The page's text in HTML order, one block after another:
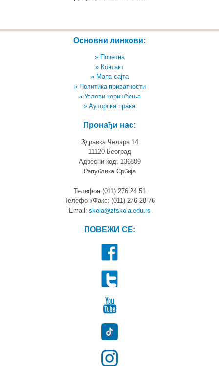
Основни линкови:
» Почетна
» Контакт
» Мапа сајта
» Политика приватности
» Услови коришћења
» Ауторска права
Пронађи нас:
Здравка Челара 14
11120 Београд
Адресни код: 136809
Република Србија
Телефон:(011) 276 24 51
Телефон/Факс: (011) 276 28 76
Email: skola@ztskola.edu.rs
ПОВЕЖИ СЕ: